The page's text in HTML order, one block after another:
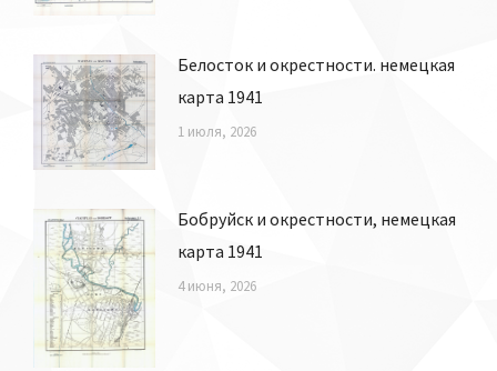
Белосток и окрестности. немецкая
карта 1941
1 июля, 2026
Бобруйск и окрестности, немецкая
карта 1941
4 июня, 2026